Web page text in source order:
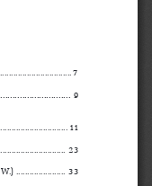
7
9
11
23
W.) ...................... 33